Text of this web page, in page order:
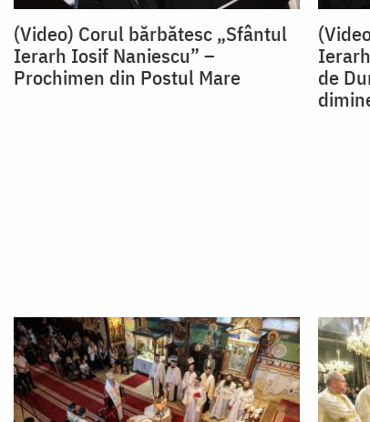
(Video) Corul bărbătesc „Sfântul
Ierarh Iosif Naniescu” –
Prochimen din Postul Mare
de